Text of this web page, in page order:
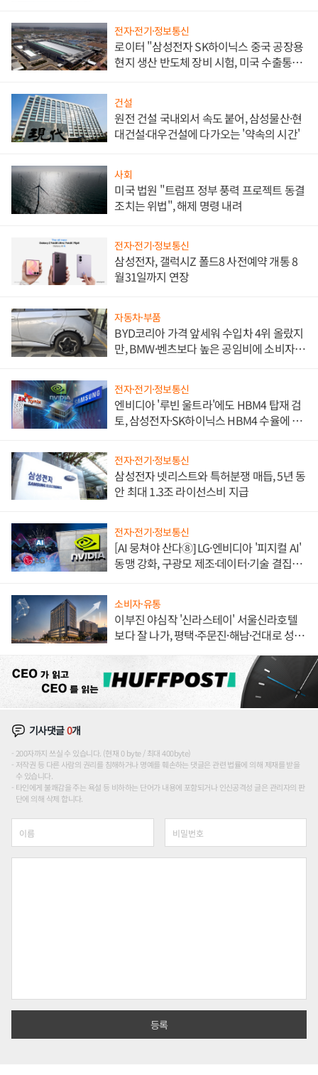
전자·전기·정보통신
로이터 "삼성전자 SK하이닉스 중국 공장용
현지 생산 반도체 장비 시험, 미국 수출통제
건설
원전 건설 국내외서 속도 붙어, 삼성물산·현
대건설·대우건설에 다가오는 '약속의 시간'
사회
미국 법원 "트럼프 정부 풍력 프로젝트 동결
조치는 위법", 해제 명령 내려
전자·전기·정보통신
삼성전자, 갤럭시Z 폴드8 사전예약 개통 8
월31일까지 연장
자동차·부품
BYD코리아 가격 앞세워 수입차 4위 올랐지
만, BMW·벤츠보다 높은 공임비에 소비자
전자·전기·정보통신
엔비디아 '루빈 울트라'에도 HBM4 탑재 검
토, 삼성전자·SK하이닉스 HBM4 수율에 주
전자·전기·정보통신
삼성전자 넷리스트와 특허분쟁 매듭, 5년 동
안 최대 1.3조 라이선스비 지급
전자·전기·정보통신
[AI 뭉쳐야 산다⑧] LG·엔비디아 '피지컬 AI'
동맹 강화, 구광모 제조·데이터·기술 결집
소비자·유통
이부진 야심작 '신라스테이' 서울신라호텔
보다 잘 나가, 평택·주문진·해남·건대로 성
기사댓글0개
200자까지 쓰실 수 있습니다. (현재 0 byte / 최대 400byte)
저작권 등 다른 사람의 권리를 침해하거나 명예를 훼손하는 댓글은 관련 법률에 의해 제재를 받을
수 있습니다.
타인에게 불쾌감을 주는 욕설 등 비하하는 단어가 내용에 포함되거나 인신공격성 글은 관리자의 판
단에 의해 삭제 합니다.